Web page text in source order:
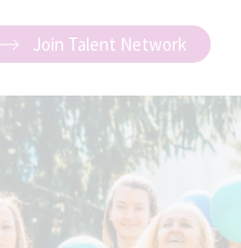
Join Talent Network